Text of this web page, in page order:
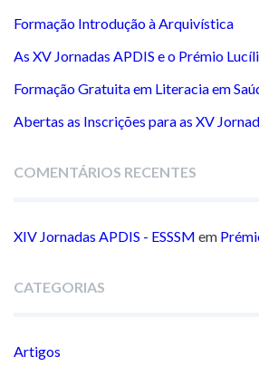
Formação Introdução à Arquivística
As XV Jornadas APDIS e o Prémio
Formação Gratuita em Literacia em
Abertas as Inscrições para as XV
COMENTÁRIOS RECENTES
XIV Jornadas APDIS - ESSSM em
CATEGORIAS
Artigos